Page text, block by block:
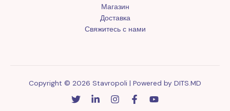
Магазин
Доставка
Свяжитесь с нами
Copyright © 2026 Stavropoli | Powered by DITS.MD